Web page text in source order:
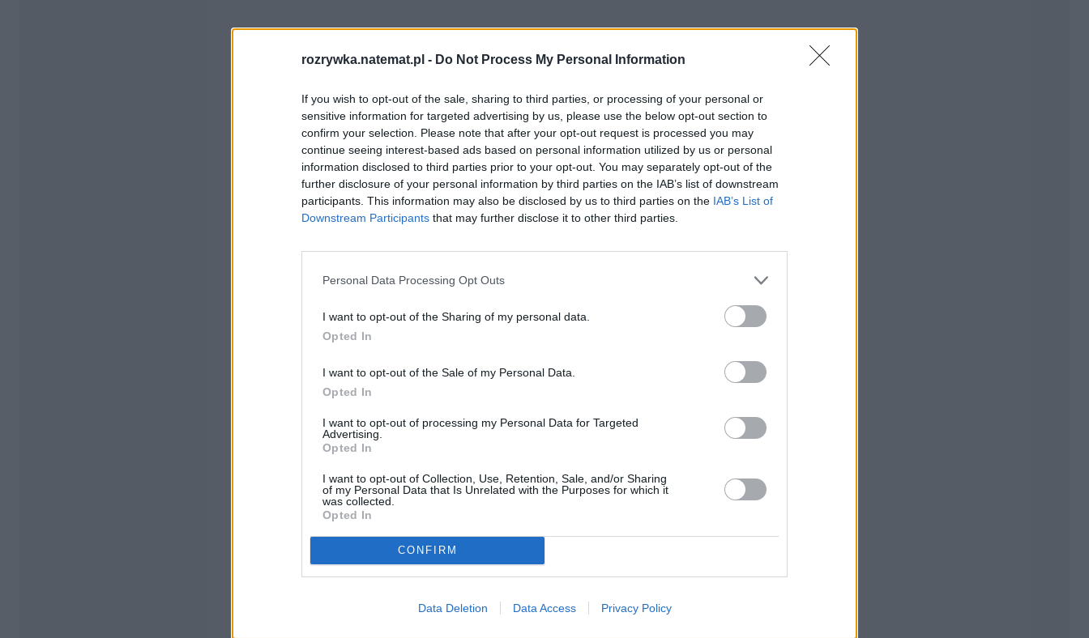
rozrywka.natemat.pl - Do Not Process My Personal Information
If you wish to opt-out of the sale, sharing to third parties, or processing of your personal or
sensitive information for targeted advertising by us, please use the below opt-out section to
confirm your selection. Please note that after your opt-out request is processed you may
continue seeing interest-based ads based on personal information utilized by us or personal
information disclosed to third parties prior to your opt-out. You may separately opt-out of the
further disclosure of your personal information by third parties on the IAB’s list of downstream
participants. This information may also be disclosed by us to third parties on the IAB’s List of
Downstream Participants that may further disclose it to other third parties.
Personal Data Processing Opt Outs
I want to opt-out of the Sharing of my personal data.
Opted In
I want to opt-out of the Sale of my Personal Data.
Opted In
I want to opt-out of processing my Personal Data for Targeted
Advertising.
Opted In
I want to opt-out of Collection, Use, Retention, Sale, and/or Sharing
of my Personal Data that Is Unrelated with the Purposes for which it
was collected.
Opted In
CONFIRM
Data Deletion Data Access Privacy Policy